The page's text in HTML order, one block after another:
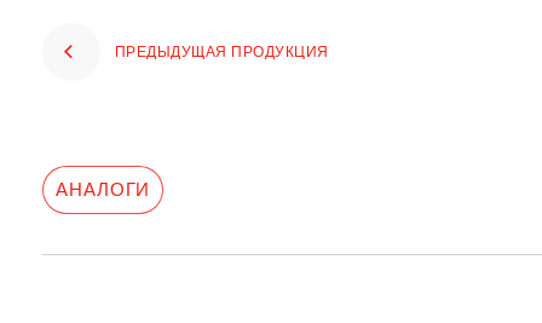
ПРЕДЫДУЩАЯ ПРОДУКЦИЯ
АНАЛОГИ